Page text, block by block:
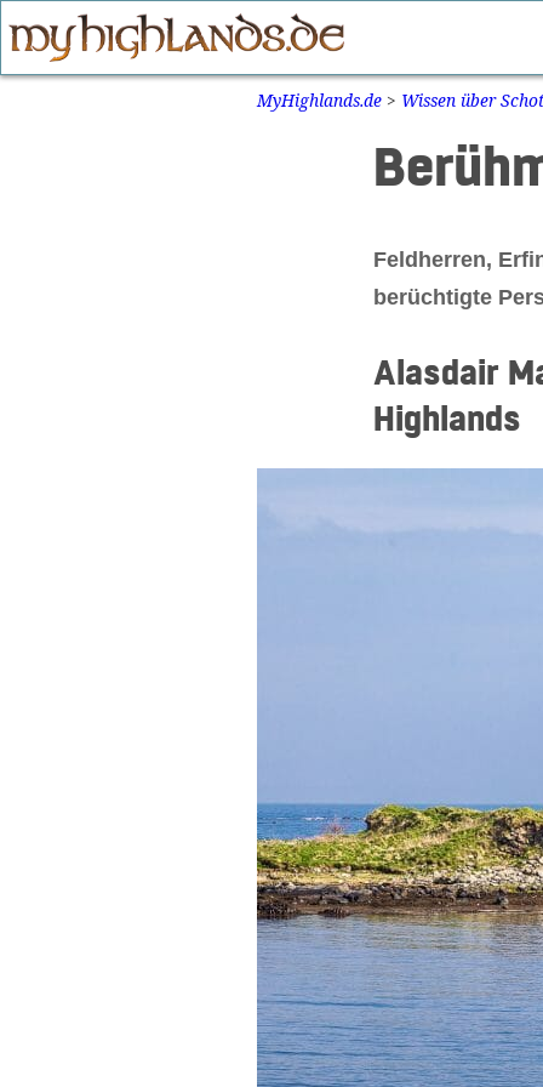
Zum
Inhalt
MyHighlands.de > Wissen über
Feldherren,
berüchtigte
Alasdair
Highlands